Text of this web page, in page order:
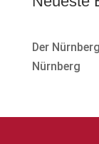
Der
Nürnberg